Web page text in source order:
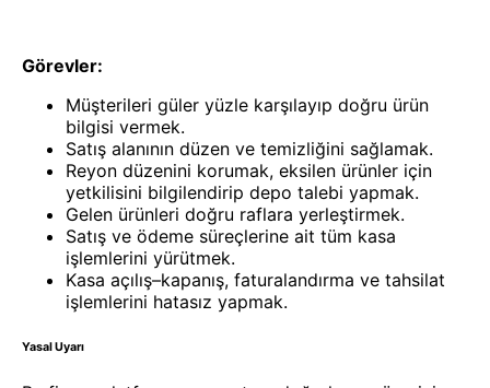
Görevler:
Müşterileri güler yüzle karşılayıp doğru ürün
bilgisi vermek.
Satış alanının düzen ve temizliğini sağlamak.
Reyon düzenini korumak, eksilen ürünler için
yetkilisini bilgilendirip depo talebi yapmak.
Gelen ürünleri doğru raflara yerleştirmek.
Satış ve ödeme süreçlerine ait tüm kasa
işlemlerini yürütmek.
Kasa açılış–kapanış, faturalandırma ve tahsilat
işlemlerini hatasız yapmak.
Yasal Uyarı